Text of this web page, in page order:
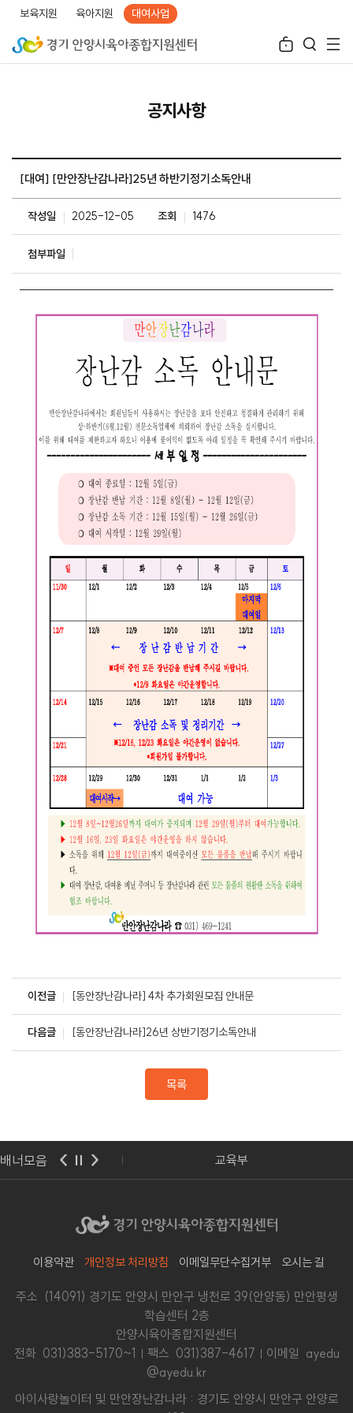
보육지원 육아지원 대여사업
공지사항
[대여] [만안장난감나라]25년 하반기정기소독안내
작성일 2025-12-05 조회 1476
첨부파일
이전글 [동안장난감나라] 4차 추가회원모집 안내문
다음글 [동안장난감나라]26년 상반기정기소독안내
목록
배너모음
육교육진흥원 교육부
이용약관 개인정보 처리방침 이메일무단수집거부 오시는 길
주소 (14091) 경기도 안양시 만안구 냉천로 39(안양동) 만안평생
학습센터 2층
안양시육아종합지원센터
전화 031)383-5170~1 팩스 031)387-4617
이메일 ayedu
@ayedu.kr
아이사랑놀이터 및 만안장난감나라 : 경기도 안양시 만안구 안양로